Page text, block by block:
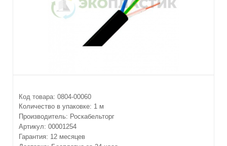
Код товара: 0804-00060
Количество в упаковке: 1 м
Производитель: Роскабельторг
Артикул: 00001254
Гарантия: 12 месяцев